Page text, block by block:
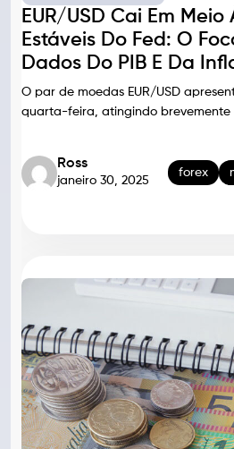
EUR/USD Cai Em Meio
Estáveis Do Fed: O
Dados Do PIB E Da
O par de moedas EUR/USD
quarta-feira, atingindo brevemente
Ross
janeiro 30, 2025
forex